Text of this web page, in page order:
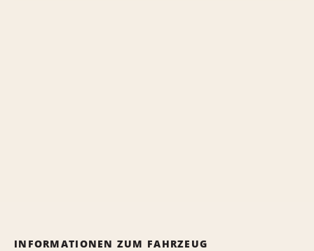
INFORMATIONEN ZUM FAHRZEUG